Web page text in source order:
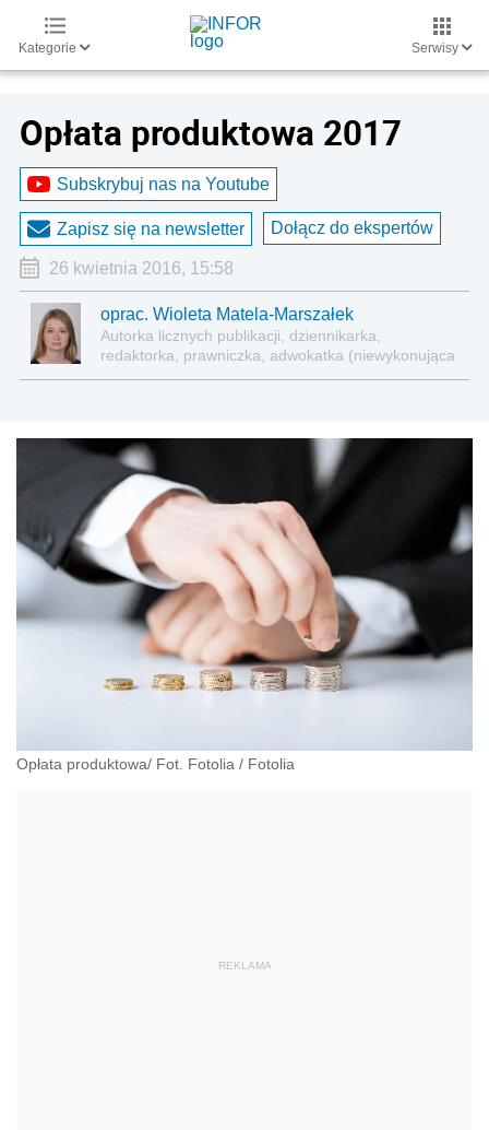
Kategorie Serwisy
Opłata produktowa 2017
Subskrybuj nas na Youtube
Zapisz się na newsletter Dołącz do ekspertów
26 kwietnia 2016, 15:58
oprac. Wioleta Matela-Marszałek
Autorka licznych publikacji, dziennikarka,
redaktorka, prawniczka, adwokatka (niewykonująca
Opłata produktowa/ Fot. Fotolia / Fotolia